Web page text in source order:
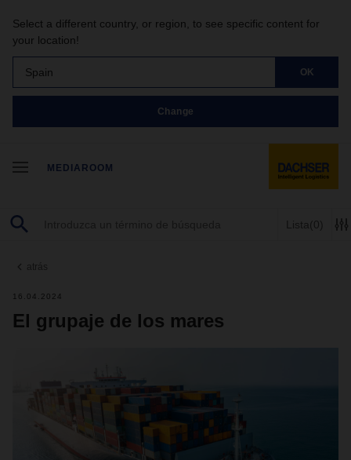
Select a different country, or region, to see specific content for
your location!
Spain OK
Change
MEDIAROOM
Lista (0)
atrás
16.04.2024
El grupaje de los mares